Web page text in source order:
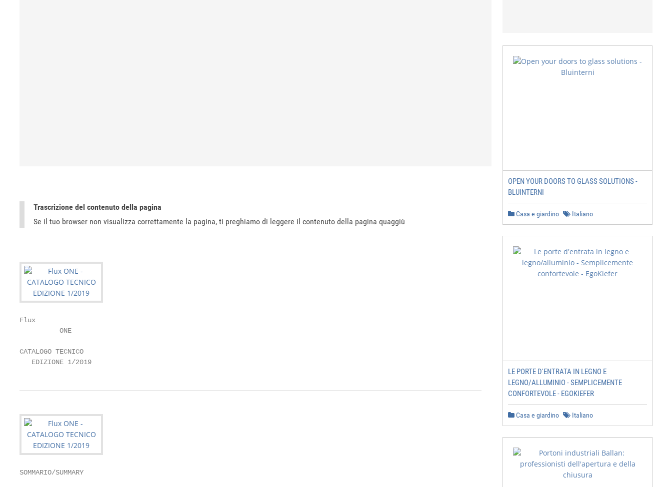
Trascrizione del contenuto della pagina
Se il tuo browser non visualizza correttamente la pagina, ti preghiamo di leggere il contenuto della pagina quaggiù
Flux
          ONE
CATALOGO TECNICO
   EDIZIONE 1/2019
SOMMARIO/SUMMARY
OPEN YOUR DOORS TO GLASS SOLUTIONS -
BLUINTERNI
Casa e giardino Italiano
LE PORTE D'ENTRATA IN LEGNO E
LEGNO/ALLUMINIO - SEMPLICEMENTE
CONFORTEVOLE - EGOKIEFER
Casa e giardino Italiano